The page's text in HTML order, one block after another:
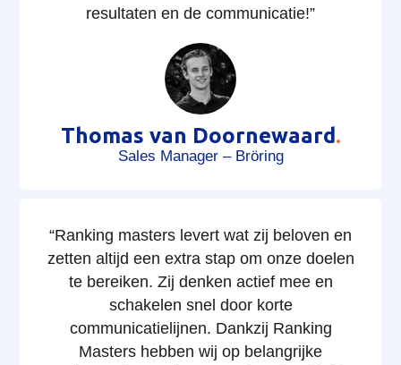
resultaten en de communicatie!”
Thomas van Doornewaard.
Sales Manager – Bröring
“Ranking masters levert wat zij beloven en
zetten altijd een extra stap om onze doelen
te bereiken. Zij denken actief mee en
schakelen snel door korte
communicatielijnen. Dankzij Ranking
Masters hebben wij op belangrijke